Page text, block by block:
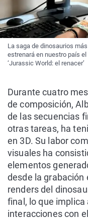
La saga de dinosaurios
estrenará en nuestro país
‘Jurassic World: el renacer’
Durante cuatro
de composición,
de las secuencias
otras tareas, ha
en 3D. Su labor
visuales ha
elementos
desde la grabación
renders del
final, lo que implica
interacciones con